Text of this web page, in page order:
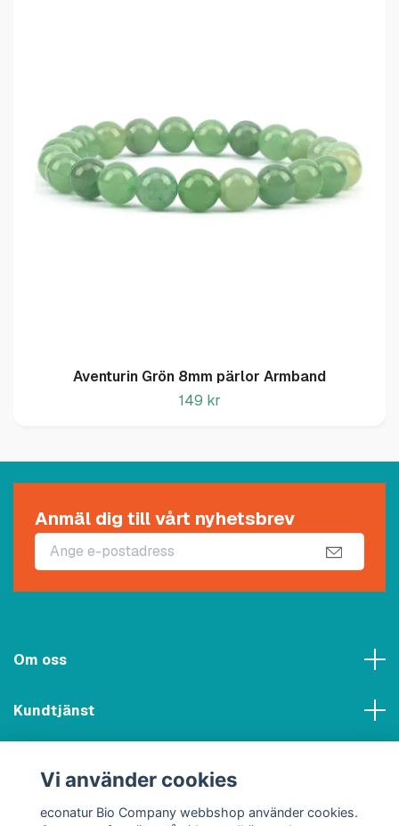
Aventurin Grön 8mm pärlor Armband
149 kr
Anmäl dig till vårt nyhetsbrev
Om oss
Kundtjänst
Sociala medier
Vi använder cookies
econatur Bio Company webbshop använder cookies.